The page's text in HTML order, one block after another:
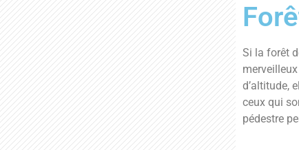
Si la forêt
d’altitude,
ceux qui
pédestre